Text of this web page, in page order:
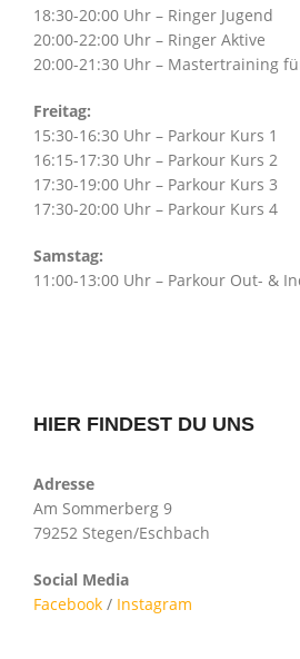
18:30-20:00 Uhr – Ringer Jugend
20:00-22:00 Uhr – Ringer Aktive
20:00-21:30 Uhr – Mastertraining
Freitag:
15:30-16:30 Uhr – Parkour Kurs 1
16:15-17:30 Uhr – Parkour Kurs 2
17:30-19:00 Uhr – Parkour Kurs 3
17:30-20:00 Uhr – Parkour Kurs 4
Samstag:
11:00-13:00 Uhr – Parkour Out- &
HIER FINDEST DU UNS
Adresse
Am Sommerberg 9
79252 Stegen/Eschbach
Social Media
Facebook / Instagram